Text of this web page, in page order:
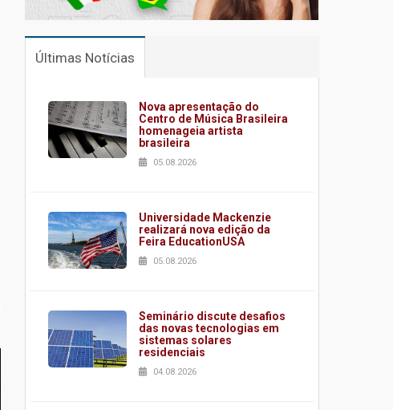
Últimas Notícias
Nova apresentação do
Centro de Música Brasileira
homenageia artista
brasileira
05.08.2026
Universidade Mackenzie
realizará nova edição da
Feira EducationUSA
05.08.2026
Seminário discute desafios
das novas tecnologias em
sistemas solares
residenciais
04.08.2026